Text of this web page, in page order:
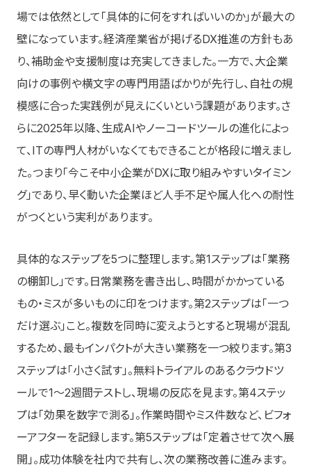
場では依然として「具体的に何をすればいいのか」が最大の
壁になっています。経済産業省が掲げるDX推進の方針もあ
り、補助金や支援制度は充実してきました。一方で、大企業
向けの事例や横文字の専門用語ばかりが先行し、自社の規
模感に合った実践例が見えにくいという課題があります。さ
らに2025年以降、生成AIやノーコードツールの進化によっ
て、ITの専門人材がいなくてもできることが格段に増えまし
た。つまり「今こそ中小企業がDXに取り組みやすいタイミン
グ」であり、早く動いた企業ほど人手不足や属人化への耐性
がつくという実利があります。
具体的なステップを5つに整理します。第1ステップは「業務
の棚卸し」です。日常業務を書き出し、時間がかかっている
もの・ミスが多いものに印をつけます。第2ステップは「一つ
だけ選ぶ」こと。複数を同時に変えようとすると現場が混乱
するため、最もインパクトが大きい業務を一つ絞ります。第3
ステップは「小さく試す」。無料トライアルのあるクラウドツ
ールで1〜2週間テストし、現場の反応を見ます。第4ステッ
プは「効果を数字で測る」。作業時間やミス件数など、ビフォ
ーアフターを記録します。第5ステップは「定着させて次へ展
開」。成功体験を社内で共有し、次の業務改善に進みます。